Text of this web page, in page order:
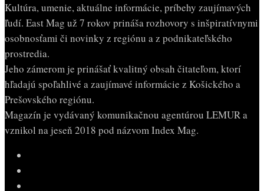
Kultúra, umenie, aktuálne informácie, príbehy zaujímavých
ľudí. East Mag už 7 rokov prináša rozhovory s inšpiratívnymi
osobnosťami či novinky z regiónu a z podnikateľského
prostredia.
Jeho zámerom je prinášať kvalitný obsah čitateľom, ktorí
hľadajú spoľahlivé a zaujímavé informácie z Košického a
Prešovského regiónu.
Magazín je vydávaný komunikačnou agentúrou LEMUR a
vznikol na jeseň 2018 pod názvom Index Mag.